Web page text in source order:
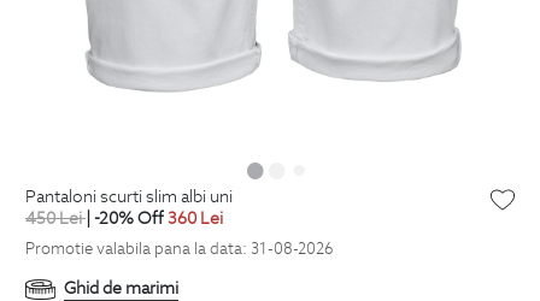
pantaloni scurti slim albi uni
450Lei | -20% Off360 Lei
Promotie valabila pana la data: 31-08-2026
Ghid de marimi